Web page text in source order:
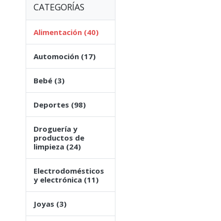
CATEGORÍAS
Alimentación (40)
Automoción (17)
Bebé (3)
Deportes (98)
Droguería y
productos de
limpieza (24)
Electrodomésticos
y electrónica (11)
Joyas (3)